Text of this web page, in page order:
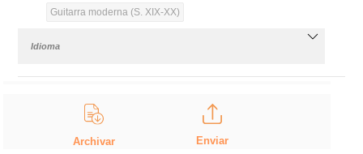
Guitarra moderna (S. XIX-XX)
Idioma
Archivar Enviar